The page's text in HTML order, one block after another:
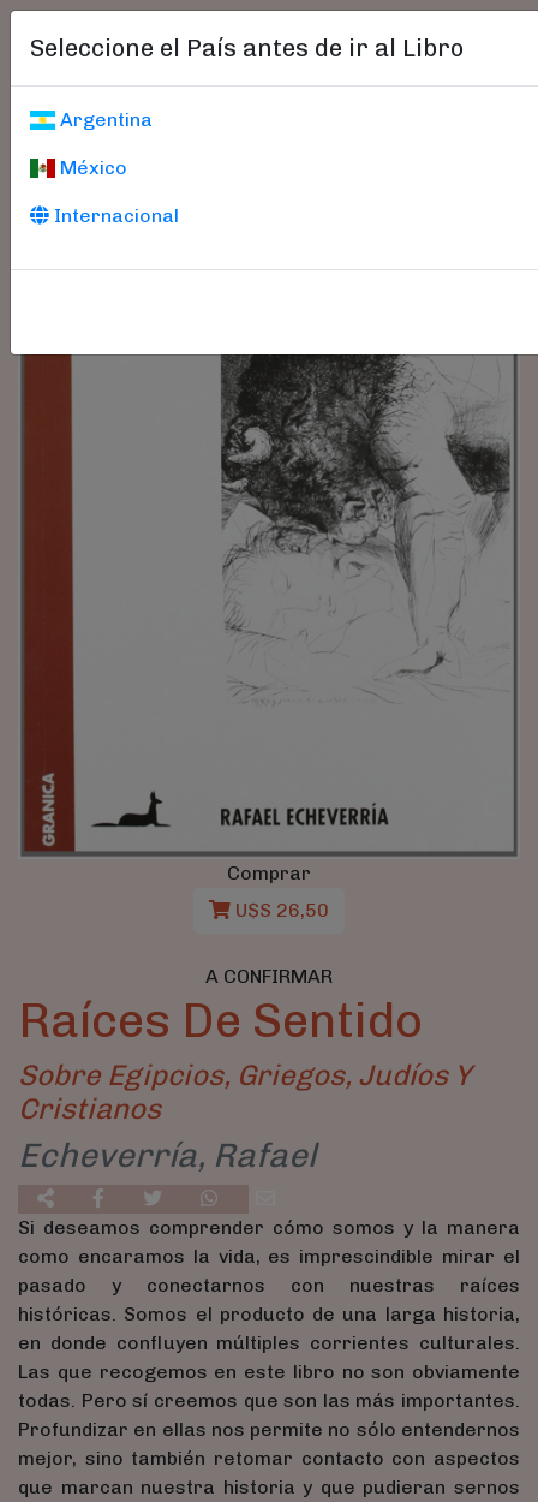
Seleccione el País antes de ir al Libro
Argentina
México
Internacional
Comprar
U$S 26,50
A CONFIRMAR
Raíces De Sentido
Sobre Egipcios, Griegos, Judíos Y
Cristianos
Echeverría, Rafael
Si deseamos comprender cómo somos y la manera
como encaramos la vida, es imprescindible mirar el
pasado y conectarnos con nuestras raíces
históricas. Somos el producto de una larga historia,
en donde confluyen múltiples corrientes culturales.
Las que recogemos en este libro no son obviamente
todas. Pero sí creemos que son las más importantes.
Profundizar en ellas nos permite no sólo entendernos
mejor, sino también retomar contacto con aspectos
que marcan nuestra historia y que pudieran sernos